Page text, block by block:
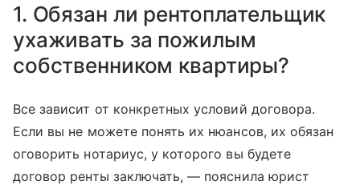
1. Обязан ли рентоплательщик
ухаживать за пожилым
собственником квартиры?
Все зависит от конкретных условий договора.
Если вы не можете понять их нюансов, их обязан
оговорить нотариус, у которого вы будете
договор ренты заключать, — пояснила юрист